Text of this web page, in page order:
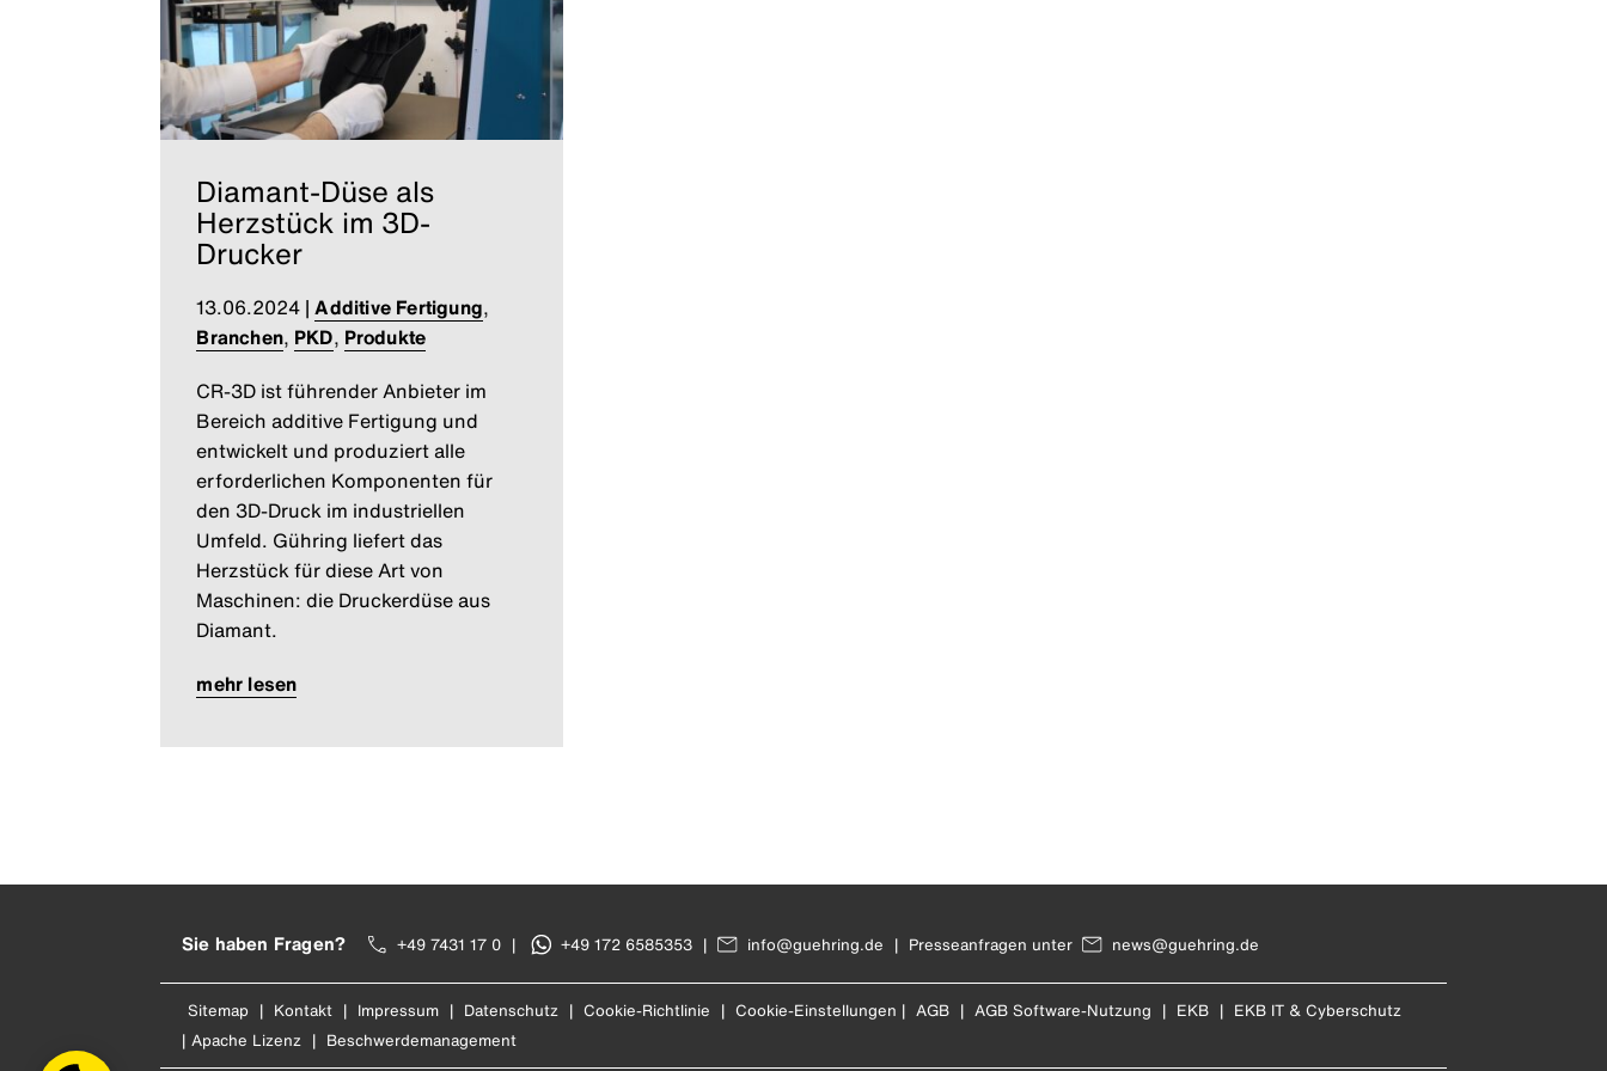
Diamant-Düse als
Herzstück im 3D-
Drucker
13.06.2024 |Additive Fertigung,
Branchen, PKD, Produkte
CR-3D ist führender Anbieter im
Bereich additive Fertigung und
entwickelt und produziert alle
erforderlichen Komponenten für
den 3D-Druck im industriellen
Umfeld. Gühring liefert das
Herzstück für diese Art von
Maschinen: die Druckerdüse aus
Diamant.
mehr lesen
Sie haben Fragen? +49 7431 17 0 | +49 172 6585353 | info@guehring.de | Presseanfragen unter news@guehring.de
Sitemap | Kontakt | Impressum | Datenschutz | Cookie-Richtlinie | Cookie-Einstellungen | AGB | AGB Software-Nutzung | EKB | EKB IT & Cyberschutz
| Apache Lizenz | Beschwerdemanagement